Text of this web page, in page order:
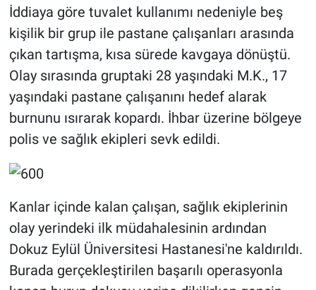
İddiaya göre tuvalet kullanımı nedeniyle beş
kişilik bir grup ile pastane çalışanları arasında
çıkan tartışma, kısa sürede kavgaya dönüştü.
Olay sırasında gruptaki 28 yaşındaki M.K., 17
yaşındaki pastane çalışanını hedef alarak
burnunu ısırarak kopardı. İhbar üzerine bölgeye
polis ve sağlık ekipleri sevk edildi.
Kanlar içinde kalan çalışan, sağlık ekiplerinin
olay yerindeki ilk müdahalesinin ardından
Dokuz Eylül Üniversitesi Hastanesi'ne kaldırıldı.
Burada gerçekleştirilen başarılı operasyonla